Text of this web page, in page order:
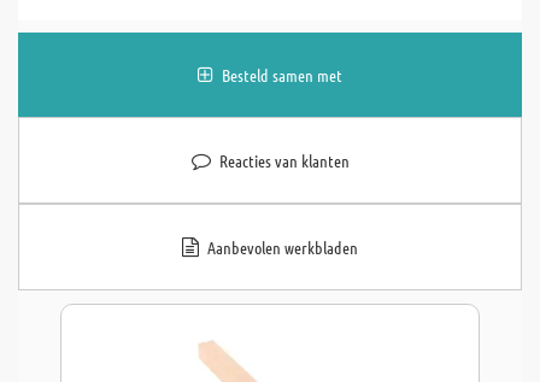
Besteld samen met
Reacties van klanten
Aanbevolen werkbladen